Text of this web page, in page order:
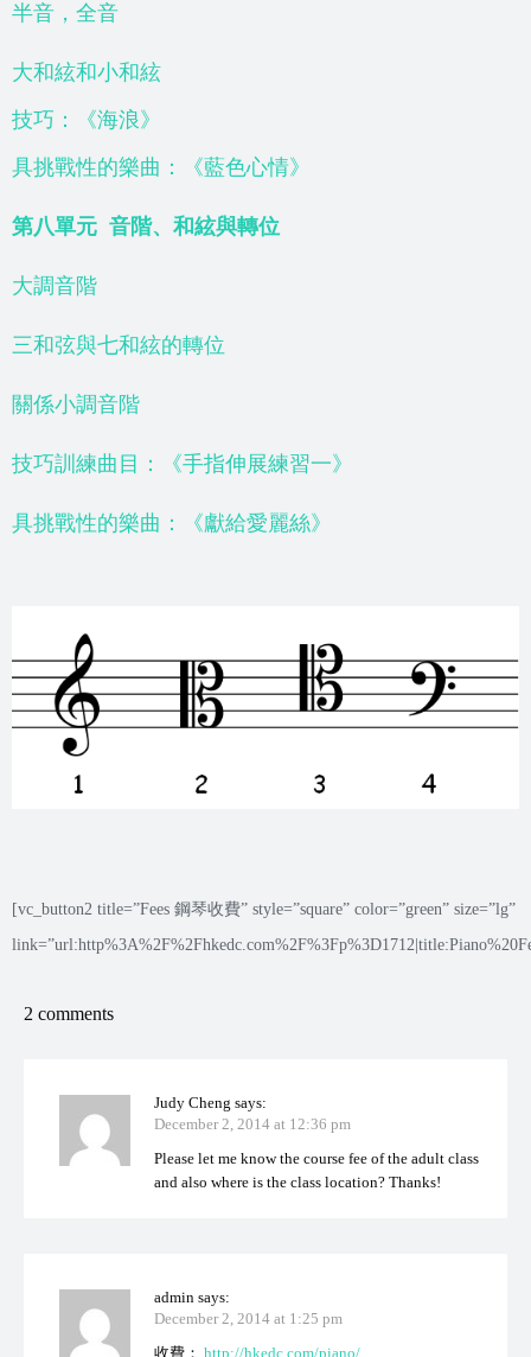
半音，全音
大和絃和小和絃
技巧：《海浪》
具挑戰性的樂曲：《藍色心情》
第八單元 音階、和絃與轉位
大調音階
三和弦與七和絃的轉位
關係小調音階
技巧訓練曲目：《手指伸展練習一》
具挑戰性的樂曲：《獻給愛麗絲》
[vc_button2 title=”Fees 鋼琴收費” style=”square” color=”green” size=”lg”
2 comments
Judy Cheng says:
December 2, 2014 at 12:36 pm
Please let me know the course fee of the adult class
and also where is the class location? Thanks!
admin says:
December 2, 2014 at 1:25 pm
收費： http://hkedc.com/piano/